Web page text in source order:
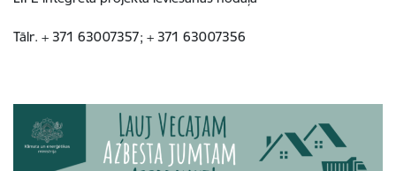
Tālr. + 371 63007357; + 371 63007356